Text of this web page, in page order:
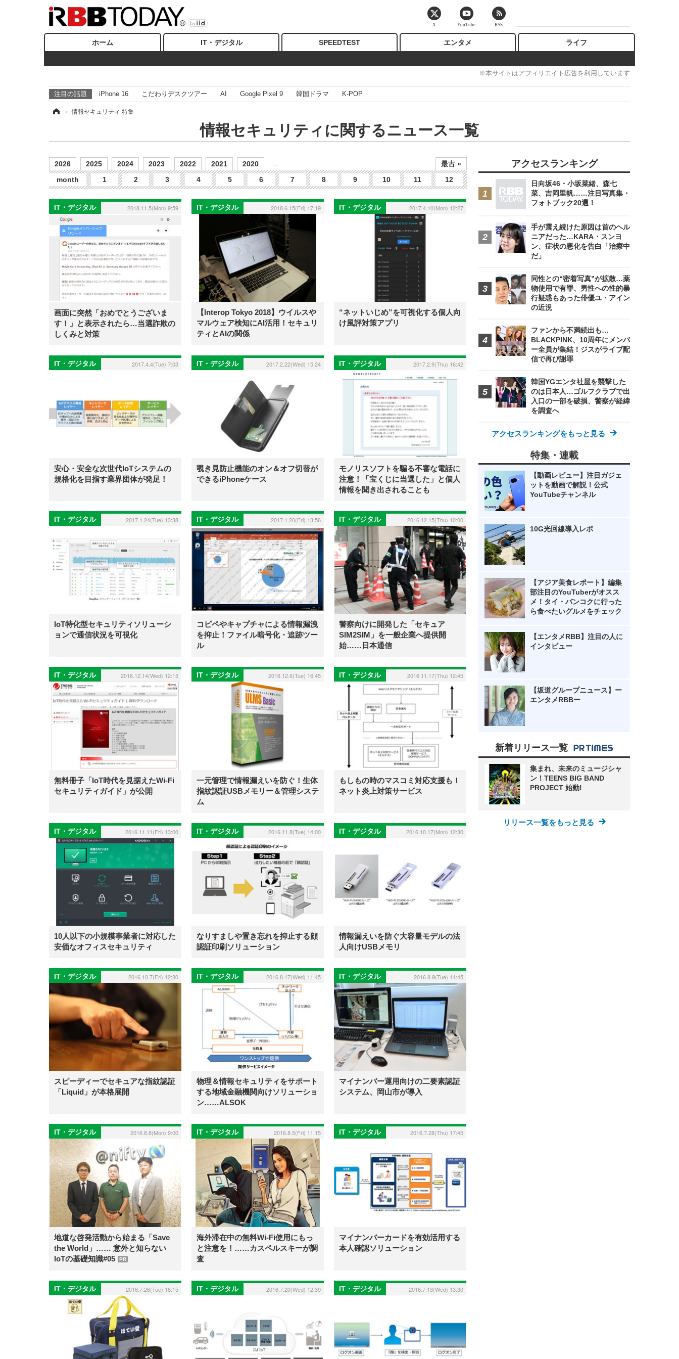
ホーム IT・デジタル SPEEDTEST エンタメ ライフ
※本サイトはアフィリエイト広告を利用しています
注目の話題 iPhone 16 こだわりデスクツアー AI Google Pixel 9 韓国ドラマ K-POP
› 情報セキュリティ 特集
情報セキュリティに関するニュース一覧
2026 2025 2024 2023 2022 2021 2020
最古 »
month
1 2 3 4 5 6 7 8 9 10 11 12
IT・デジタル 2018.11.5(Mon) 9:59
画面に突然「おめでとうございま
す！」と表示されたら…当選詐欺の
しくみと対策
IT・デジタル 2018.6.15(Fri) 17:19
【Interop Tokyo 2018】ウイルスや
マルウェア検知にAI活用！セキュリ
ティとAIの関係
IT・デジタル 2017.4.10(Mon) 12:27
“ネットいじめ”を可視化する個人向
け風評対策アプリ
IT・デジタル 2017.4.4(Tue) 7:03
安心・安全な次世代IoTシステムの
規格化を目指す業界団体が発足！
IT・デジタル 2017.2.22(Wed) 15:24
覗き見防止機能のオン＆オフ切替が
できるiPhoneケース
IT・デジタル 2017.2.9(Thu) 16:42
モノリスソフトを騙る不審な電話に
注意！「宝くじに当選した」と個人
情報を聞き出されることも
IT・デジタル 2017.1.24(Tue) 13:38
IoT特化型セキュリティソリューシ
ョンで通信状況を可視化
IT・デジタル 2017.1.20(Fri) 13:56
コピペやキャプチャによる情報漏洩
を抑止！ファイル暗号化・追跡ツー
ル
IT・デジタル 2016.12.15(Thu) 10:00
警察向けに開発した「セキュア
SIM2SIM」を一般企業へ提供開
始……日本通信
IT・デジタル 2016.12.14(Wed) 12:15
無料冊子「IoT時代を見据えたWi-Fi
セキュリティガイド」が公開
IT・デジタル 2016.12.6(Tue) 16:45
一元管理で情報漏えいを防ぐ！生体
指紋認証USBメモリー＆管理システ
ム
IT・デジタル 2016.11.17(Thu) 12:45
もしもの時のマスコミ対応支援も！
ネット炎上対策サービス
IT・デジタル 2016.11.11(Fri) 13:00
10人以下の小規模事業者に対応した
安価なオフィスセキュリティ
IT・デジタル 2016.11.8(Tue) 14:00
なりすましや置き忘れを抑止する顔
認証印刷ソリューション
IT・デジタル 2016.10.17(Mon) 12:30
情報漏えいを防ぐ大容量モデルの法
人向けUSBメモリ
IT・デジタル 2016.10.7(Fri) 12:30
スピーディーでセキュアな指紋認証
「Liquid」が本格展開
IT・デジタル 2016.8.17(Wed) 11:45
物理＆情報セキュリティをサポート
する地域金融機関向けソリューショ
ン……ALSOK
IT・デジタル 2016.8.9(Tue) 11:45
マイナンバー運用向けの二要素認証
システム、岡山市が導入
IT・デジタル 2016.8.8(Mon) 9:00
地道な啓発活動から始まる「Save
the World」…… 意外と知らない
IoTの基礎知識#05
PR
IT・デジタル 2016.8.5(Fri) 11:15
海外滞在中の無料Wi-Fi使用にもっ
と注意を！……カスペルスキーが調
査
IT・デジタル 2016.7.28(Thu) 17:45
マイナンバーカードを有効活用する
本人確認ソリューション
IT・デジタル 2016.7.26(Tue) 18:15 IT・デジタル 2016.7.20(Wed) 12:39 IT・デジタル 2016.7.13(Wed) 13:30
アクセスランキング
日向坂46・小坂菜緒、森七
菜、吉岡里帆……注目写真集・
フォトブック20選！
手が震え続けた原因は首のヘル
ニアだった…KARA・スンヨ
ン、症状の悪化を告白「治療中
だ」
同性との“密着写真”が拡散…薬
物使用で有罪、男性への性的暴
行疑惑もあった俳優ユ・アイン
の近況
ファンから不満続出も…
BLACKPINK、10周年にメンバ
ー全員が集結！ジスがライブ配
信で再び謝罪
韓国YGエンタ社屋を襲撃した
のは日本人…ゴルフクラブで出
入口の一部を破損、警察が経緯
を調査へ
アクセスランキングをもっと見る
特集・連載
【動画レビュー】注目ガジェ
ットを動画で解説！公式
YouTubeチャンネル
10G光回線導入レポ
【アジア美食レポート】編集
部注目のYouTuberがオスス
メ！タイ・バンコクに行った
ら食べたいグルメをチェック
【エンタメRBB】注目の人に
インタビュー
【坂道グループニュース】ー
エンタメRBBー
新着リリース一覧
集まれ、未来のミュージシャ
ン！TEENS BIG BAND
PROJECT 始動!
リリース一覧をもっと見る
X YouTube RSS